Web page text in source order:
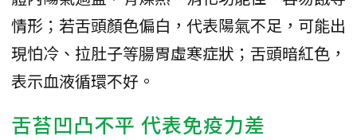
情形；若舌頭顏色偏白，代表陽氣不足，可能出
現怕冷、拉肚子等腸胃虛寒症狀；舌頭暗紅色，
表示血液循環不好。
舌苔凹凸不平 代表免疫力差